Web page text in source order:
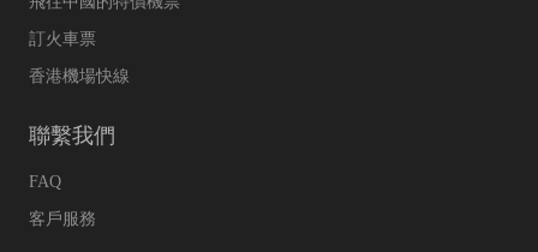
訂火車票
香港機場快線
聯繫我們
FAQ
客戶服務